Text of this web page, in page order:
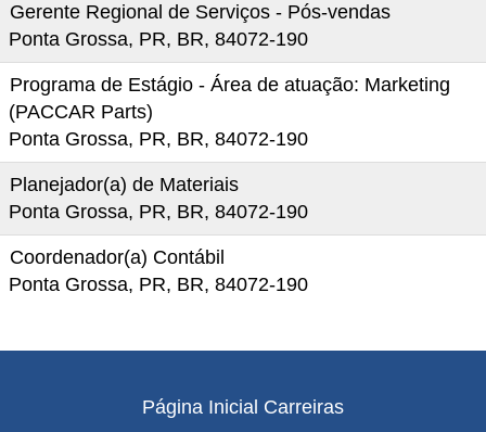
Gerente Regional de Serviços - Pós-vendas
Ponta Grossa, PR, BR, 84072-190
Programa de Estágio - Área de atuação: Marketing
(PACCAR Parts)
Ponta Grossa, PR, BR, 84072-190
Planejador(a) de Materiais
Ponta Grossa, PR, BR, 84072-190
Coordenador(a) Contábil
Ponta Grossa, PR, BR, 84072-190
Página Inicial Carreiras